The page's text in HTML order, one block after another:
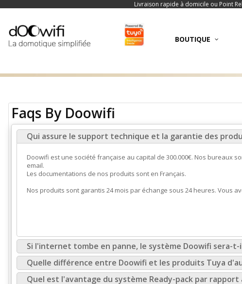
Livraison rapide à domicile ou Point
BOUTIQUE
Faqs By Doowifi
Qui assure le support technique et la garantie des
Doowifi est une société française au capital de 300.000€. Nos bureaux
email.
Les documentations de nos produits sont en Français.
Nos produits sont garantis 24 mois par échange sous 24 heures. Vous
Si l'internet tombe en panne, le système Doowifi sera-t-
Quelle différence entre Doowifi et les produits Tuya
Quel est l'avantage du système Ready-pack par rapport